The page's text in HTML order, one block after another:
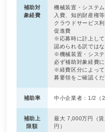
補助対
象経費
機械装置・システ
入費、知的財産権
クラウドサービス
促進費
※応募時に計上し
認められる訳では
※機械装置・シス
必ず補助対象経費
※経費区分によっ
募要領をご確認くだ
補助率 中小企業者：1/2（
補助上
限額
最大 7,000万円（
円）